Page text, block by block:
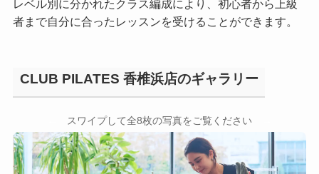
レベル別に分かれたクラス編成により、初心者から上級
者まで自分に合ったレッスンを受けることができます。
CLUB PILATES 香椎浜店のギャラリー
スワイプして全8枚の写真をご覧ください